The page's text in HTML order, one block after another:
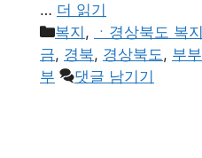
… 더 읽기
카
테
고
복지 , ㆍ경상북도 복지
금, 경북, 경상북도, 부부
부
댓글 남기기